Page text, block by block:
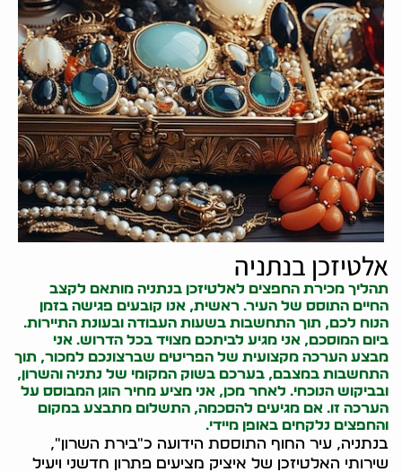
אלטיזכן בנתניה
תהליך מכירת החפצים לאלטיזכן בנתניה מותאם לקצב
החיים התוסס של העיר. ראשית, אנו קובעים פגישה בזמן
הנוח לכם, תוך התחשבות בשעות העבודה ובעונת התיירות.
ביום המוסכם, אני מגיע לביתכם מצויד בכל הדרוש. אני
מבצע הערכה מקצועית של הפריטים שברצונכם למכור, תוך
התחשבות במצבם, בערכם בשוק המקומי של נתניה והשרון,
ובביקוש הנוכחי. לאחר מכן, אני מציע מחיר הוגן המבוסס על
הערכה זו. אם מגיעים להסכמה, התשלום מתבצע במקום
והחפצים נלקחים באופן מיידי.
בנתניה, עיר החוף התוססת הידועה כ"בירת השרון",
שירותי האלטיזכן של איציק מציעים פתרון חדשני ויעיל